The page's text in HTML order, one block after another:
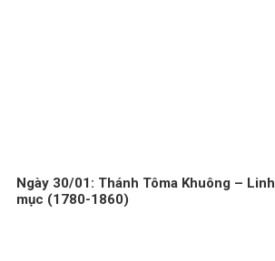
Ngày 30/01: Thánh Tôma Khuông – Linh
mục (1780-1860)